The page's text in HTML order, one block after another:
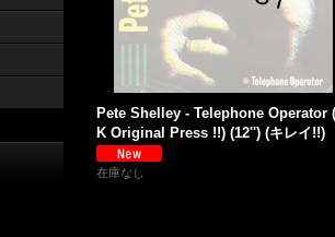
Pete Shelley - Telephone Operator
K Original Press !!) (12'') (キレイ!!)
在庫なし